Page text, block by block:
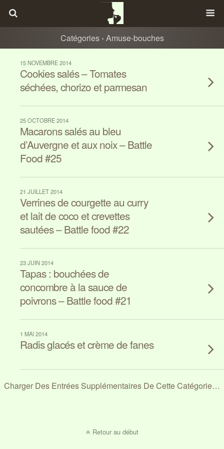
Catégories › Amuse-bouches
15 NOVEMBRE 2014
Cookies salés – Tomates
séchées, chorizo et parmesan
25 OCTOBRE 2014
Macarons salés au bleu
d’Auvergne et aux noix – Battle
Food #25
21 JUILLET 2014
Verrines de courgette au curry
et lait de coco et crevettes
sautées – Battle food #22
23 JUIN 2014
Tapas : bouchées de
concombre à la sauce de
poivrons – Battle food #21
1 MAI 2014
Radis glacés et crème de fanes
Charger Des Entrées Supplémentaires De Cette Catégorie…
Retour au début